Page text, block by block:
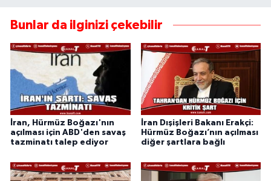
Bunlar da ilginizi çekebilir
İran, Hürmüz Boğazı'nın
açılması için ABD'den savaş
tazminatı talep ediyor
İran Dışişleri Bakanı Erakçi:
Hürmüz Boğazı’nın açılması
diğer şartlara bağlı